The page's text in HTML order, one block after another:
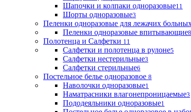
Шапочки и колпаки одноразовые11
Шорты одноразовые3
Пеленки одноразовые для лежачих
Пеленки одноразовые впитывающие8
Полотенца и Салфетки 11
Салфетки и полотенца в рулоне5
Салфетки нестерильные3
Салфетки стерильные6
Постельное белье одноразовое 8
Наволочки одноразовые1
Наматрасники влагонепроницаемые3
Пододеяльники одноразовые1